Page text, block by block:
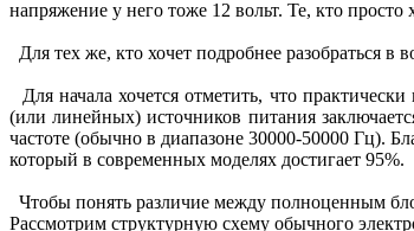
напряжение у него тоже 12 вольт. Те, кто
Для тех же, кто хочет подробнее разобраться в
Для начала хочется отметить, что
(или линейных) источников питания
частоте (обычно в диапазоне 30000-50000 Гц).
который в современных моделях достигает 95%.
Чтобы понять различие между полноценным
Рассмотрим структурную схему обычного